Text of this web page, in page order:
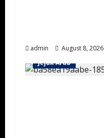
admin August 8, 2026
Jejak Arab